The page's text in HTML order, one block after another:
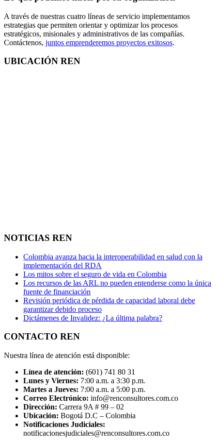
A través de nuestras cuatro líneas de servicio implementamos
estrategias que permiten orientar y optimizar los procesos
estratégicos, misionales y administrativos de las compañías.
Contáctenos, juntos emprenderemos proyectos exitosos.
UBICACIÓN REN
NOTICIAS REN
Colombia avanza hacia la interoperabilidad en salud con la
implementación del RDA
Los mitos sobre el seguro de vida en Colombia
Los recursos de las ARL no pueden entenderse como la única
fuente de financiación
Revisión periódica de pérdida de capacidad laboral debe
garantizar debido proceso
Dictámenes de Invalidez: ¿La última palabra?
CONTACTO REN
Nuestra línea de atención está disponible:
Línea de atención: (601) 741 80 31
Lunes y Viernes: 7:00 a.m. a 3:30 p.m.
Martes a Jueves: 7:00 a.m. a 5:00 p.m.
Correo Electrónico: info@renconsultores.com.co
Dirección: Carrera 9A # 99 – 02
Ubicación: Bogotá D.C – Colombia
Notificaciones Judiciales:
notificacionesjudiciales@renconsultores.com.co